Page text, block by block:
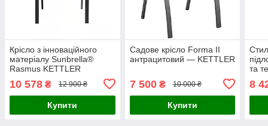
Крісло з інноваційного
матеріалу Sunbrella®
Rasmus KETTLER
10 578 ₴ 12 900 ₴
Купити
Садове крісло Forma II
антрацитовий — KETTLER
7 500₴ 10 000 ₴
Купити
та
8